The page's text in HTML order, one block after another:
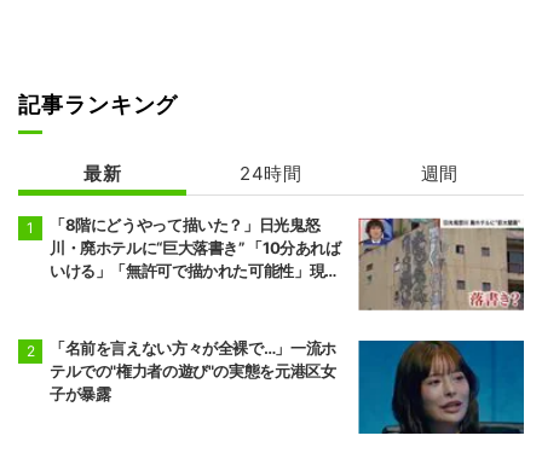
記事ランキング
最新 24時間 週間
「8階にどうやって描いた？」日光鬼怒
川・廃ホテルに“巨大落書き” 「10分あれば
いける」「無許可で描かれた可能性」現役
「名前を言えない方々が全裸で…」一流ホ
テルでの"権力者の遊び"の実態を元港区女
子が暴露